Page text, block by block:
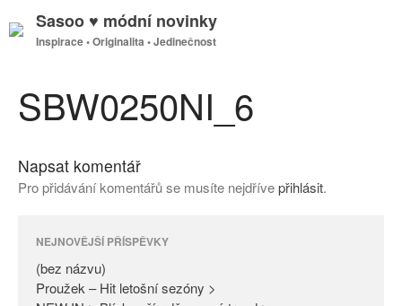
Proužek – Hit letošní sezóny >
Kč nebo 150 Kč > Do neděle >
Sasoo ♥ módní novinky
Inspirace • Originalita • Jedinečnost
SBW0250NI_6
Napsat komentář
Pro přidávání komentářů se musíte nejdřívepřihlásit.
NEJNOVĚJŠÍ PŘÍSPĚVKY
(bez názvu)
Proužek – Hit letošní sezóny >